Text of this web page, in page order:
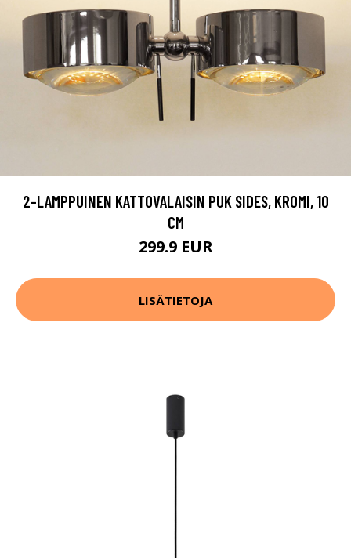
2-LAMPPUINEN KATTOVALAISIN PUK SIDES, KROMI, 10
CM
299.9 EUR
LISÄTIETOJA